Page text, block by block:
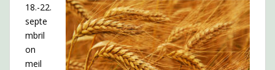
18.-22.
septe
mbril
on
meil